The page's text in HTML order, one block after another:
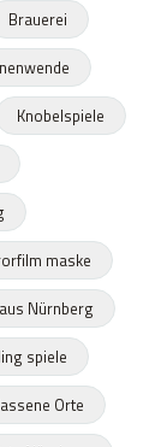
Brauerei
Knobelspiele
maske
Nürnberg
spiele
Orte